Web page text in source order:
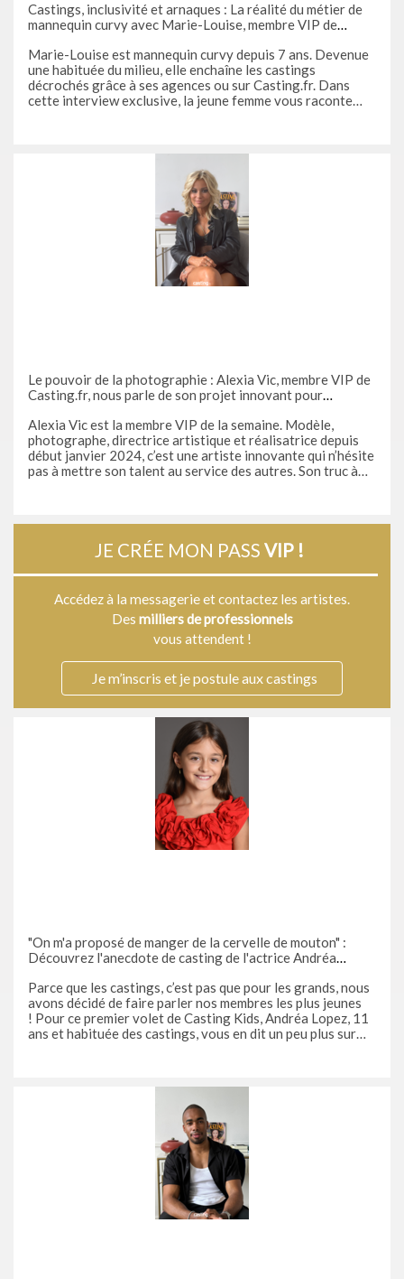
Castings, inclusivité et arnaques : La réalité du métier de
mannequin curvy avec Marie-Louise, membre VIP de
Marie-Louise est mannequin curvy depuis 7 ans. Devenue
une habituée du milieu, elle enchaîne les castings
décrochés grâce à ses agences ou sur Casting.fr. Dans
cette interview exclusive, la jeune femme vous raconte
Le pouvoir de la photographie : Alexia Vic, membre VIP de
Casting.fr, nous parle de son projet innovant pour
Alexia Vic est la membre VIP de la semaine. Modèle,
photographe, directrice artistique et réalisatrice depuis
début janvier 2024, c’est une artiste innovante qui n’hésite
pas à mettre son talent au service des autres. Son truc à
JE CRÉE MON PASSVIP !
Accédez à la messagerie et contactez les artistes.
Des milliers de professionnels
vous attendent !
Je m’inscris et je postule aux castings
"On m'a proposé de manger de la cervelle de mouton" :
Découvrez l'anecdote de casting de l'actrice Andréa
notre nouveau format Casting Kids
Parce que les castings, c’est pas que pour les grands, nous
avons décidé de faire parler nos membres les plus jeunes
! Pour ce premier volet de Casting Kids, Andréa Lopez, 11
ans et habituée des castings, vous en dit un peu plus sur